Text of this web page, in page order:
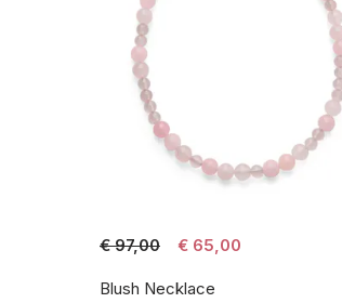
€ 97,00 € 65,00
Blush Necklace